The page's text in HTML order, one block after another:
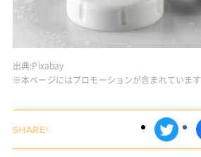
出典:Pixabay
※本ページにはプロモーションが含まれています